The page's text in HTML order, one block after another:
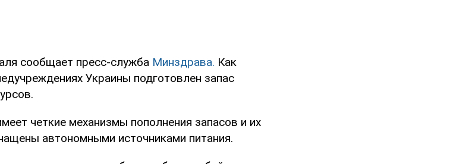
сообщает пресс-служба Минздрава. Как
Украины подготовлен запас
четкие механизмы пополнения запасов и их
автономными источниками питания.